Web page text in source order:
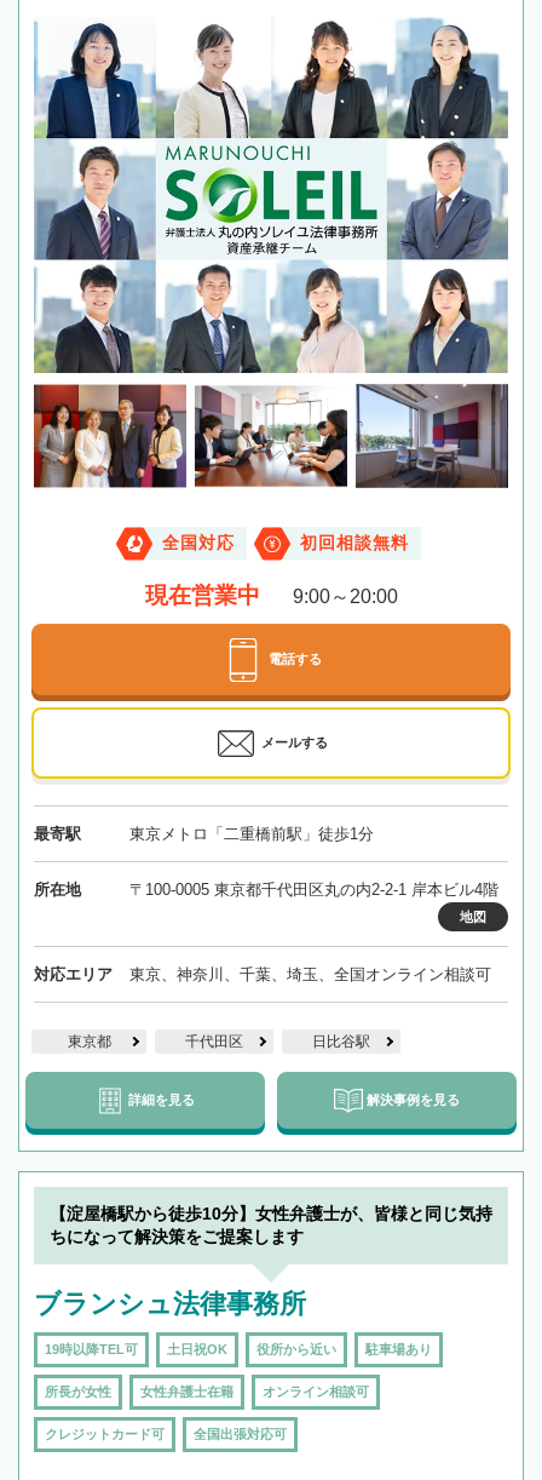
全国対応 初回相談無料
現在営業中 9:00～20:00
電話する
メールする
最寄駅 東京メトロ「二重橋前駅」徒歩1分
所在地 〒100-0005 東京都千代田区丸の内2-2-1 岸本ビル4階
地図
対応エリア 東京、神奈川、千葉、埼玉、全国オンライン相談可
東京都 千代田区 日比谷駅
詳細を見る 解決事例を見る
【淀屋橋駅から徒歩10分】女性弁護士が、皆様と同じ気持
ちになって解決策をご提案します
ブランシュ法律事務所
19時以降TEL可 土日祝OK 役所から近い 駐車場あり
所長が女性 女性弁護士在籍 オンライン相談可
クレジットカード可 全国出張対応可